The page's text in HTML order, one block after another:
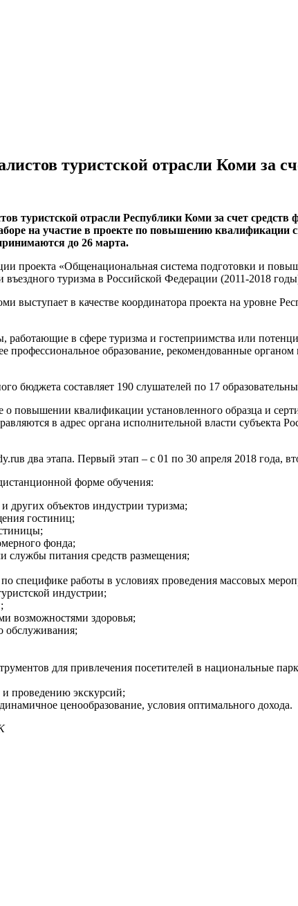
туристской отрасли Коми за
туристской отрасли Республики Коми за счет
на участие в проекте по повышению квалификации
до 26 марта.
проекта «Общенациональная система подготовки и
туризма в Российской Федерации (2011-2018
выступает в качестве координатора проекта на уровне
в сфере туризма и гостеприимства или
образование, рекомендованные
бюджета составляет 190 слушателей по 17
о повышении квалификации установленного образца и
в адрес органа исполнительной власти субъекта
два этапа. Первый этап – с 01 по 30 апреля 2018 года,
форме обучения:
объектов индустрии туризма;
гостиниц;
фонда;
питания средств размещения;
специфике работы в условиях проведения массовых
индустрии;
возможностями здоровья;
обслуживания;
для привлечения посетителей в национальные
проведению экскурсий;
ценообразование, условия оптимального дохода.